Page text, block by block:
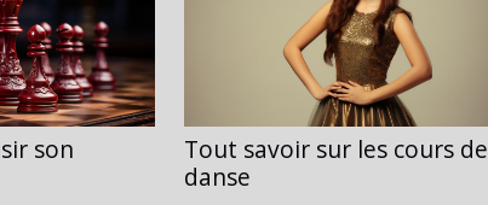
son
Tout savoir sur les cours de
danse